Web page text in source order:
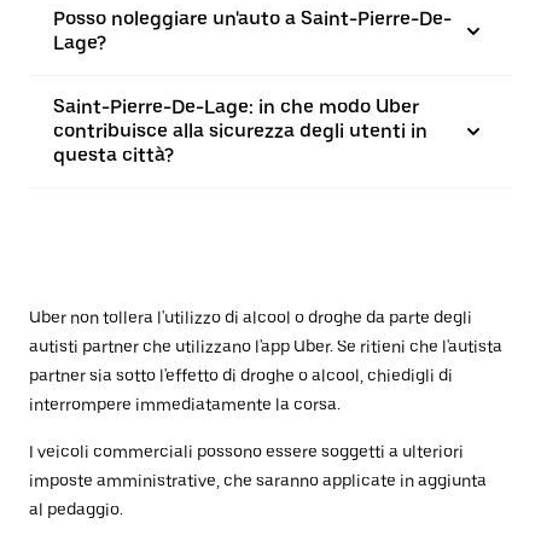
Posso noleggiare un'auto a Saint-Pierre-De-
Lage?
Saint-Pierre-De-Lage: in che modo Uber
contribuisce alla sicurezza degli utenti in
questa città?
Uber non tollera l'utilizzo di alcool o droghe da parte degli
autisti partner che utilizzano l'app Uber. Se ritieni che l'autista
partner sia sotto l'effetto di droghe o alcool, chiedigli di
interrompere immediatamente la corsa.
I veicoli commerciali possono essere soggetti a ulteriori
imposte amministrative, che saranno applicate in aggiunta
al pedaggio.